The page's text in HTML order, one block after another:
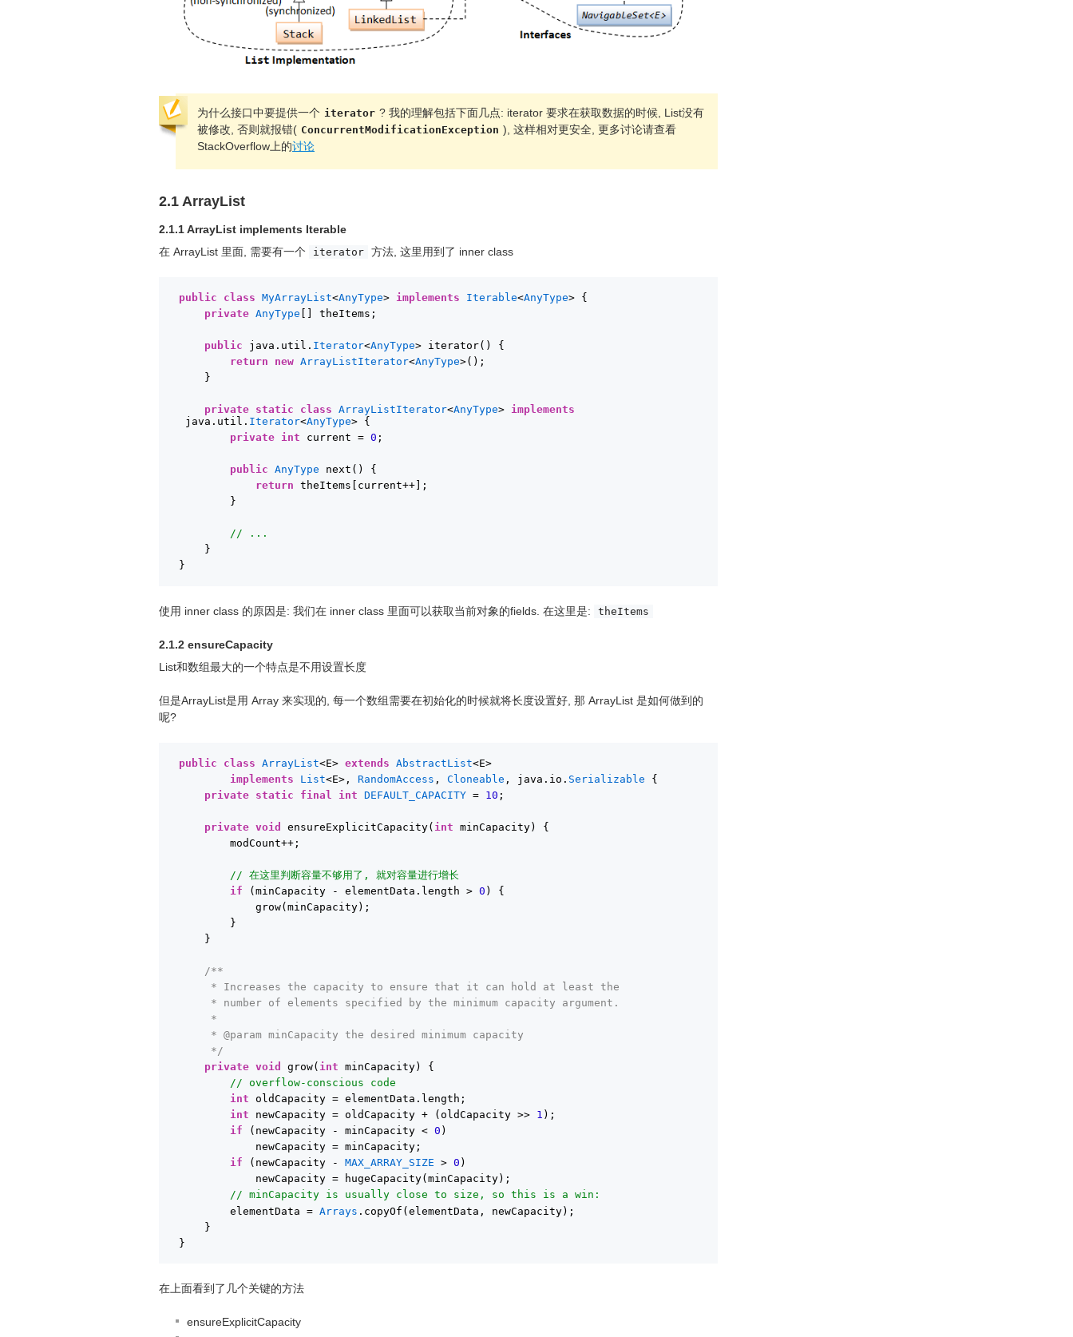
为什么接口中要提供一个 iterator ? 我的理解包括下面几点: iterator 要求在获取数据的时候, List没有
被修改, 否则就报错( ConcurrentModificationException ), 这样相对更安全, 更多讨论请查看
StackOverflow上的讨论
2.1 ArrayList
2.1.1 ArrayList implements Iterable
在 ArrayList 里面, 需要有一个
iterator 方法, 这里用到了 inner class
public class MyArrayList<AnyType> implements Iterable<AnyType> {
private AnyType [] theItems;
public java.util. Iterator<AnyType> iterator() {
return
new ArrayListIterator<AnyType>();
}
private static class ArrayListIterator<AnyType> implements
java.util. Iterator<AnyType> {
private int current = 0 ;
public AnyType
next() {
return
theItems[current++];
}
// ...
}
}
使用 inner class 的原因是: 我们在 inner class 里面可以获取当前对象的fields. 在这里是: theItems
2.1.2 ensureCapacity
List和数组最大的一个特点是不用设置长度
但是ArrayList是用 Array 来实现的, 每一个数组需要在初始化的时候就将长度设置好, 那 ArrayList 是如何做到的
呢?
public class ArrayList<E> extends AbstractList<E>
implements
List<E>, RandomAccess , Cloneable , java.io. Serializable
{
private static final int DEFAULT_CAPACITY = 10 ;
private void ensureExplicitCapacity( int
minCapacity) {
modCount++;
// 在这里判断容量不够用了, 就对容量进行增长
if
(minCapacity - elementData.length > 0 ) {
grow(minCapacity);
}
}
/**
* Increases the capacity to ensure that it can hold at least the
* number of elements specified by the minimum capacity argument.
*
* @param minCapacity the desired minimum capacity
*/
private void grow( int
minCapacity) {
// overflow-conscious code
int
oldCapacity = elementData.length;
int
newCapacity = oldCapacity + (oldCapacity >> 1 );
if
(newCapacity - minCapacity < 0 )
newCapacity = minCapacity;
if
(newCapacity - MAX_ARRAY_SIZE > 0 )
newCapacity = hugeCapacity(minCapacity);
// minCapacity is usually close to size, so this is a win:
elementData = Arrays .copyOf(elementData, newCapacity);
}
}
在上面看到了几个关键的方法
ensureExplicitCapacity